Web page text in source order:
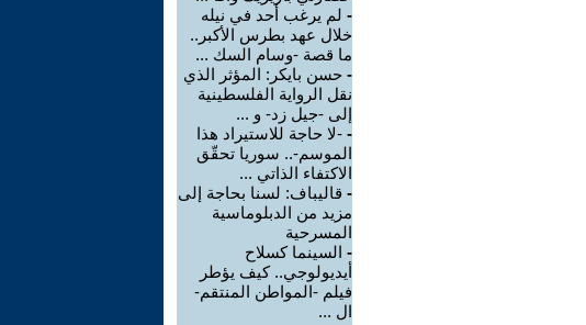
- لم يرغب أحد في نيله
خلال عهد بطرس الأكبر..
ما قصة -وسام السك ...
- حسن بايكر: المؤثر الذي
نقل الرواية الفلسطينية
إلى -جيل زد- و ...
- -لا حاجة للاستيراد هذا
الموسم-.. سوريا تحقّق
الاكتفاء الذاتي ...
- قاليباف: لسنا بحاجة إلى
مزيد من الدبلوماسية
المسرحية
- السينما كسلاح
أيديولوجي.. كيف يؤطر
فيلم -المواطن المنتقم-
ال ...